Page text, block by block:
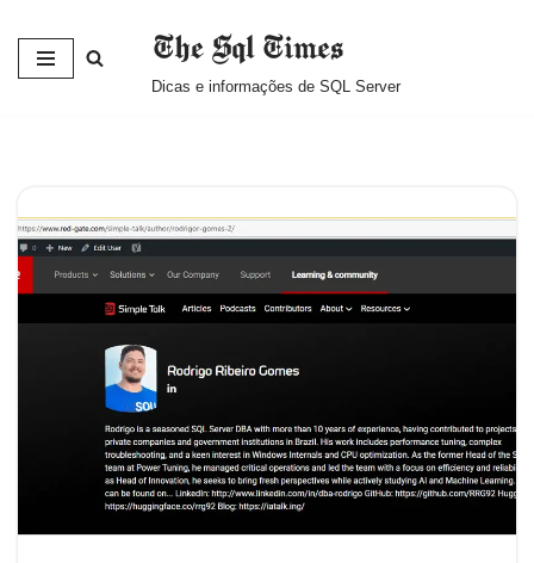
Pular
The Sql Times
Dicas e informações de SQL Server